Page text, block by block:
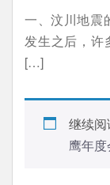
一、汶川地震
发生之后，许
[…]
继续
鹰年度